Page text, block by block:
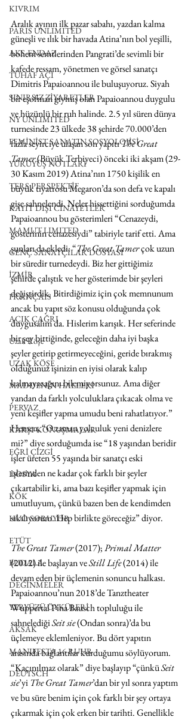
KIVRIM
PARIS UNLIMITED
AKS-ENDAZ
TUHAF AÇI
SINIRSIZ ZİYARETLER
NY UNLIMITED
FEMİNİST SANATIN SOSYOLOJİSİ
YÜRÜYÜŞ NOTLARI
TERS PERSPEKTİF
KAYIT DIŞI CİNAYETLER
MAMUT LIMITED
GENÇ SANATÇILAR DOSYASI
İZMİR
FRANÇAIS
AÇIK ÇAĞRI
Uzak Köşe
UZAK KÖŞE
MADDENİN HALLERİ
PERVAZ
KARŞI-KONUŞMALAR
EĞRİ ÇİZGİ
DOSYA
KÖK
HUO SORUYOR
ETÜT
BUDALA
DEĞİNMELER
YERYÜZÜ ÖYKÜLERİ
AKSAK
MANIFESTA 16 RUHR
DEUTSCH
Aralık ayının ilk pazar sabahı, yazdan kalma
güneşli ve ılık bir havada Atina’nın bol yeşilli,
bohem semtlerinden Pangrati’de sevimli bir
kafede ressam, yönetmen ve görsel sanatçı
Dimitris Papaioannou ile buluşuyoruz. Siyah
bir eşofman giymiş olan Papaioannou duygulu
ve hüzünlü bir ruh halinde. 2.5 yıl süren dünya
turnesinde 23 ülkede 38 şehirde 70.000’den
fazla seyirciye ulaşan son yapıtı The Great
Tamer (Büyük Terbiyeci) önceki iki akşam (29-
30 Kasım 2019) Atina’nın 1750 kişilik en
büyük tiyatrosu Megaron’da son defa ve kapalı
gişe sahnelendi. Neler hissettiğini sorduğumda
Papaioannou bu gösterimleri “Cenazeydi,
gösterinin cenazesiydi” tabiriyle tarif etti. Ama
şunları da ekledi: “The Great Tamer çok uzun
bir süredir turnedeydi. Biz her gittiğimiz
şehirde çalıştık ve her gösterimde bir şeyleri
değiştirdik. Bitirdiğimiz için çok memnunum
ancak bu yapıt söz konusu olduğunda çok
duygusalım da. Hislerim karışık. Her seferinde
bir şey bittiğinde, geleceğin daha iyi başka
şeyler getirip getirmeyeceğini, geride bırakmış
olduğunuz işinizin en iyisi olarak kalıp
kalmayacağını bilemiyorsunuz. Ama diğer
yandan da farklı yolculuklara çıkacak olma ve
yeni keşifler yapma umudu beni rahatlatıyor.”
Hemen, “O zaman yolculuk yeni denizlere
mi?” diye sorduğumda ise “18 yaşından beridir
işler üreten 55 yaşında bir sanatçı eski
işlerinden ne kadar çok farklı bir şeyler
çıkartabilir ki, ama bazı keşifler yapmak için
umutluyum, çünkü bazen ben de kendimden
sıkılıyorum. Hep birlikte göreceğiz” diyor.
The Great Tamer (2017); Primal Matter
(2012) ile başlayan ve Still Life (2014) ile
devam eden bir üçlemenin sonuncu halkası.
Papaioannou’nun 2018’de Tanztheater
Wuppertal Pina Bausch topluluğu ile
sahnelediği Seit sie (Ondan sonra)’da bu
üçlemeye eklemleniyor. Bu dört yapıtın
arasında bağlantılar kurduğumu söylüyorum.
“Kaçınılmaz olarak” diye başlayıp “çünkü Seit
sie’yi The Great Tamer’dan bir yıl sonra yaptım
ve bu süre benim için çok farklı bir şey ortaya
çıkarmak için çok erken bir tarihti. Genellikle